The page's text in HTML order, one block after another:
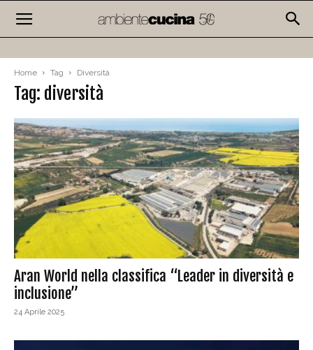
Home Tag Diversità
Tag: diversità
Aran World nella classifica “Leader in diversità e
inclusione”
24 Aprile 2025